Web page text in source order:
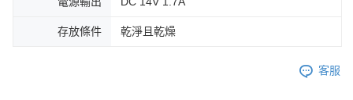
存放條件 乾淨且乾燥
客服